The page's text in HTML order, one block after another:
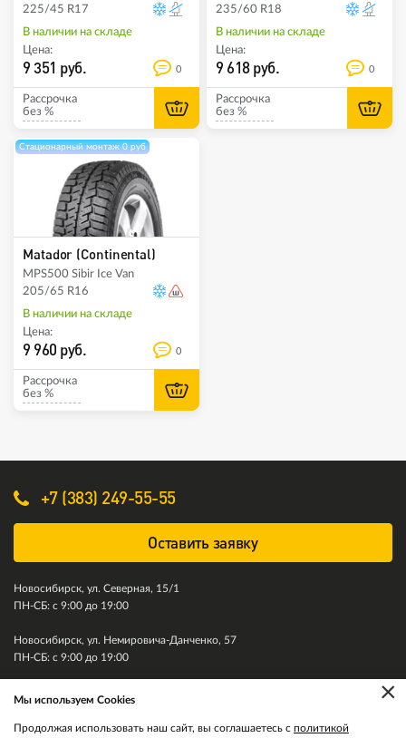
225/45 R17
В наличии на складе
Цена:
9 351 руб. 0
Рассрочка
без %
235/60 R18
В наличии на складе
Цена:
9 618 руб. 0
Рассрочка
без %
Стационарный монтаж 0 руб
Matador (Continental)
MPS500 Sibir Ice Van
205/65 R16
В наличии на складе
Цена:
9 960 руб. 0
Рассрочка
без %
+7 (383) 249-55-55
Оставить заявку
Новосибирск, ул. Северная, 15/1
ПН-СБ: с 9:00 до 19:00
Новосибирск, ул. Немировича-Данченко, 57
ПН-СБ: с 9:00 до 19:00
×
Мы используем Cookies
Продолжая использовать наш сайт, вы соглашаетесь с политикой